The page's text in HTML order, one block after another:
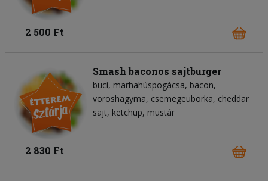
2 500 Ft
Smash baconos sajtburger
buci marhahúspogácsa bacon
vöröshagyma csemegeuborka cheddar
sajt ketchup mustár
2 830 Ft